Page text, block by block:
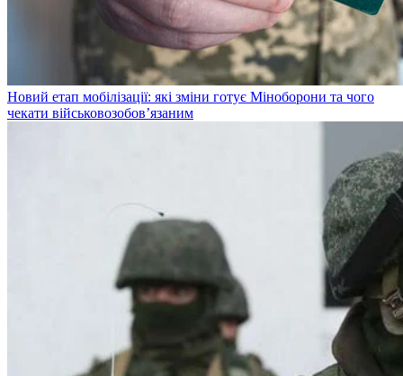
Новий етап мобілізації: які зміни готує Міноборони та чого
чекати військовозобов’язаним